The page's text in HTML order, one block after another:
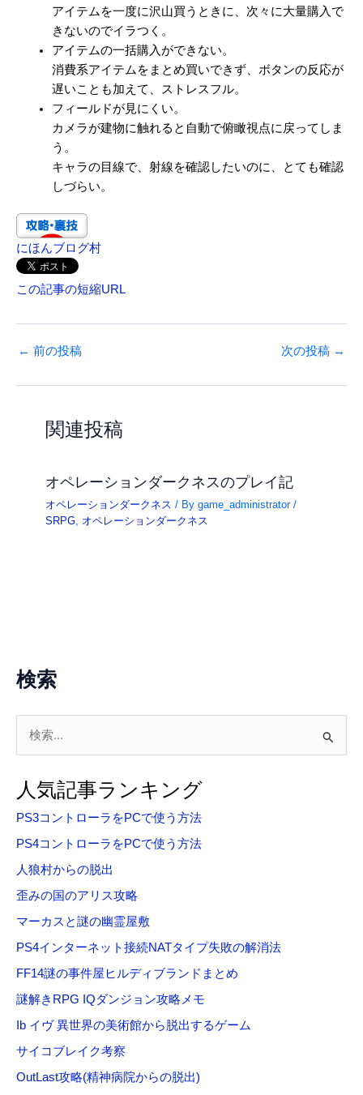
検索
象
:
人気記事ランキング
PS3コントローラをPCで使う方法
PS4コントローラをPCで使う方法
人狼村からの脱出
歪みの国のアリス攻略
マーカスと謎の幽霊屋敷
PS4インターネット接続NATタイプ失敗の解消法
FF14謎の事件屋ヒルディブランドまとめ
謎解きRPG IQダンジョン攻略メモ
Ib イヴ 異世界の美術館から脱出するゲーム
サイコブレイク考察
OutLast攻略(精神病院からの脱出)
アイテムを一度に沢山買うときに、次々に大量購入で
きないのでイラつく。
アイテムの一括購入ができない。
消費系アイテムをまとめ買いできず、ボタンの反応が
遅いことも加えて、ストレスフル。
フィールドが見にくい。
カメラが建物に触れると自動で俯瞰視点に戻ってしま
う。
キャラの目線で、射線を確認したいのに、とても確認
しづらい。
にほんブログ村
この記事の短縮URL
← 前の投稿 次の投稿 →
関連投稿
オペレーションダークネスのプレイ記
オペレーションダークネス / Bygame_administrator/
SRPG オペレーションダークネス